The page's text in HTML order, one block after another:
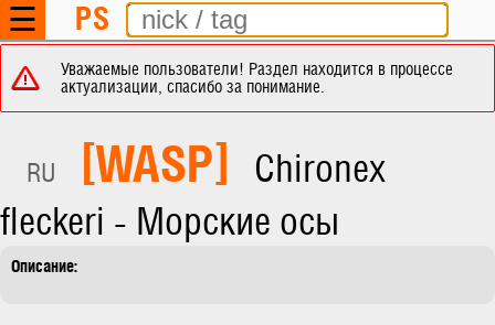
☰ PS
Уважаемые пользователи! Раздел находится в процессе
актуализации, спасибо за понимание.
RU [WASP]
Chironex
fleckeri - Морские осы